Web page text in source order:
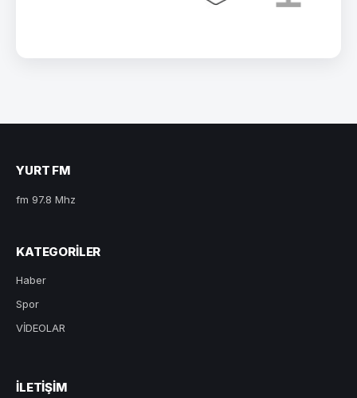
YURT FM
fm 97.8 Mhz
KATEGORILER
Haber
Spor
VİDEOLAR
ILETIŞIM